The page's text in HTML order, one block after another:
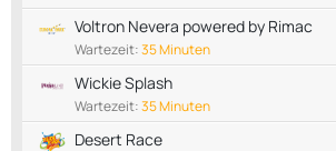
Voltron Nevera powered by Rimac
Wartezeit:35 Minuten
Wickie Splash
Wartezeit:35 Minuten
Desert Race